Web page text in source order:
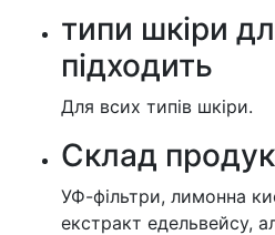
типи шкіри
підходить
Для всих типів шкіри.
Cклад
УФ-фільтри, лимонна
екстракт едельвейсу,